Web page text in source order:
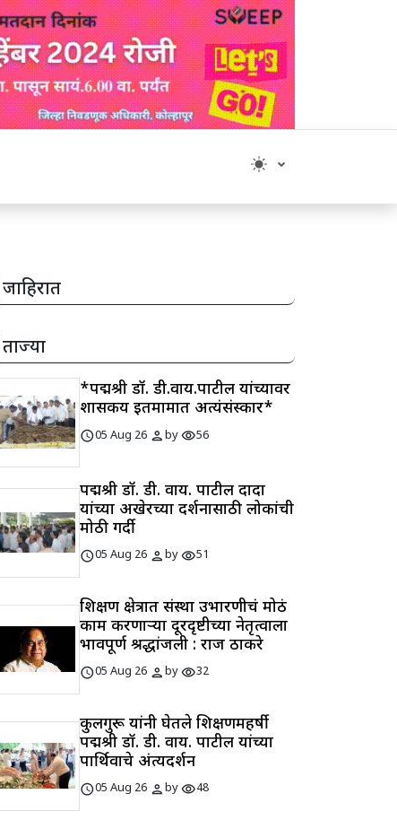
जाहिरात
ताज्या
*पद्मश्री डॉ. डी.वाय.पाटील यांच्यावर
शासकीय इतमामात अत्यंसंस्कार*
schedule05 Aug 26 personbyvisibility56
पद्मश्री डॉ. डी. वाय. पाटील दादा
यांच्या अखेरच्या दर्शनासाठी लोकांची
मोठी गर्दी
schedule05 Aug 26 personbyvisibility51
शिक्षण क्षेत्रात संस्था उभारणीचं मोठं
काम करणाऱ्या दूरदृष्टीच्या नेतृत्वाला
भावपूर्ण श्रद्धांजली : राज ठाकरे
schedule05 Aug 26 personbyvisibility32
कुलगुरू यांनी घेतले शिक्षणमहर्षी
पद्मश्री डॉ. डी. वाय. पाटील यांच्या
पार्थिवाचे अंत्यदर्शन
schedule05 Aug 26 personbyvisibility48